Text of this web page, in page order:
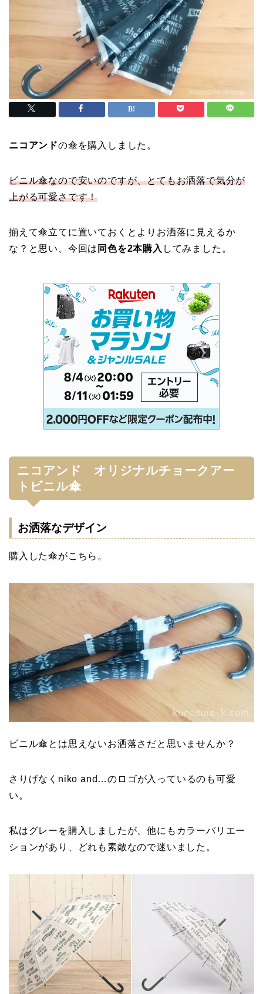
ニコアンドの傘を購入しました。
ビニル傘なので安いのですが、とてもお洒落で気分が
上がる可愛さです！
揃えて傘立てに置いておくとよりお洒落に見えるか
な？と思い、今回は 同色を2本購入 してみました。
ニコアンド オリジナルチョークアー
トビニル傘
お洒落なデザイン
購入した傘がこちら。
ビニル傘とは思えないお洒落さだと思いませんか？
さりげなくniko and…のロゴが入っているのも可愛
い。
私はグレーを購入しましたが、他にもカラーバリエー
ションがあり、どれも素敵なので迷いました。